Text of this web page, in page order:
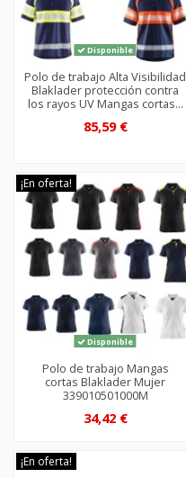
Disponible
Polo de trabajo Alta Visibilidad
Blaklader protección contra
los rayos UV Mangas cortas...
85,59 €
¡En oferta!
Disponible
Polo de trabajo Mangas
cortas Blaklader Mujer
339010501000M
34,42 €
¡En oferta!